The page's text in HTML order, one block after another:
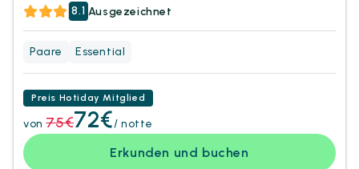
8.1 Ausgezeichnet
Paare Essential
Preis Hotiday Mitglied
von 75€72€/ notte
Erkunden und buchen